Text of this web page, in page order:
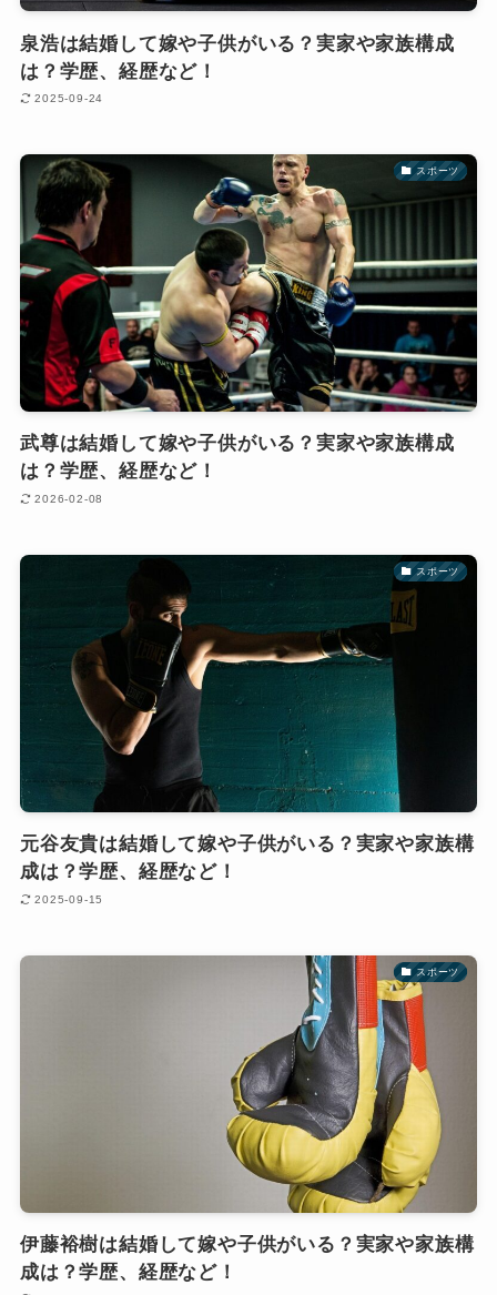
泉浩は結婚して嫁や子供がいる？実家や家族構成
は？学歴、経歴など！
2025-09-24
スポーツ
武尊は結婚して嫁や子供がいる？実家や家族構成
は？学歴、経歴など！
2026-02-08
スポーツ
元谷友貴は結婚して嫁や子供がいる？実家や家族構
成は？学歴、経歴など！
2025-09-15
スポーツ
伊藤裕樹は結婚して嫁や子供がいる？実家や家族構
成は？学歴、経歴など！